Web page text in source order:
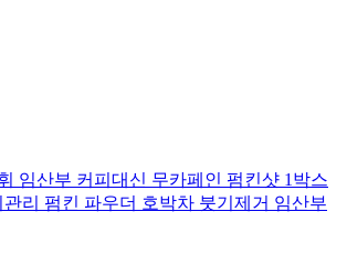
임산부 커피대신 무카페인 펌킨샷 1박스
리 펌킨 파우더 호박차 붓기제거 임산부